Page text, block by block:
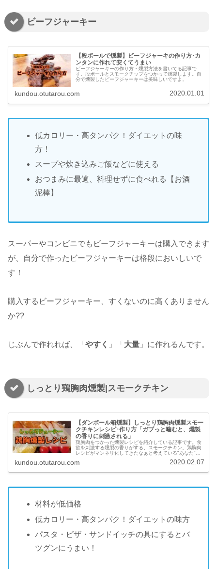
ビーフジャーキー
【段ボールで燻製】ビーフジャーキの作り方･カ
ンタンに作れて安くてうまい
ビーフジャーキーの作り方・燻製方法を書いてる記事で
す。段ボールとスモークチップをつかって燻製します。自
分で燻製したビーフジャーキーは美味しいですよ。
kundou.otutarou.com 2020.01.01
低カロリー・高タンパク！ダイエットの味
方！
スープや炊き込みご飯などに使える
おつまみに最適、料理せずに食べれる【お酒
泥棒】
スーパーやコンビニでもビーフジャーキーは購入できます
が、自分で作ったビーフジャーキーは格段においしいで
す！
購入するビーフジャーキー、すくないのに高くありません
か??
じぶんで作れれば、「 やすく 」「 大量 」に作れるんです。
しっとり鶏胸肉燻製|スモークチキン
【ダンボール箱燻製】しっとり鶏胸肉燻製スモー
クチキンレシピ･作り方「ガブっと噛むと、燻製
の香りに刺激される」
鶏胸肉をつかった燻製レシピを紹介している記事です。食
欲を刺激する燻製の香りがする、スモークチキン。鶏胸肉
レシピがマンネリ化してきたなぁと考えている"あなた"ス
kundou.otutarou.com 2020.02.07
材料が低価格
低カロリー・高タンパク！ダイエットの味方
パスタ・ピザ・サンドイッチの具にするとバ
ツグンにうまい！